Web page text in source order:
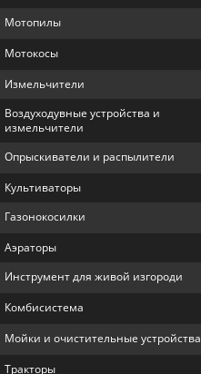
Мотопилы
Мотокосы
Измельчители
Воздуходувные устройства и
измельчители
Опрыскиватели и распылители
Культиваторы
Газонокосилки
Аэраторы
Инструмент для живой изгороди
Комбисистема
Мойки и очистительные устройства
Тракторы